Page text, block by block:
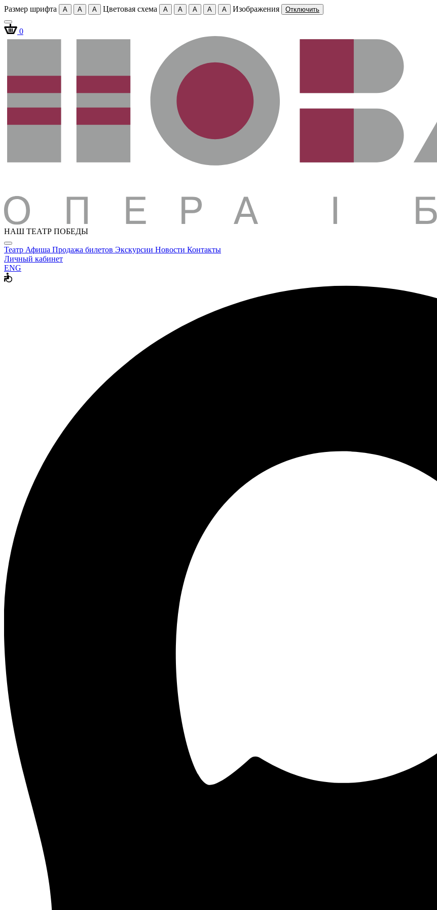
Размер шрифта A A A Цветовая схема A A A A A Изображения Отключить
0
НАШ ТЕАТР ПОБЕДЫ
Театр Афиша Продажа билетов Экскурсии Новости Контакты
Личный кабинет
ENG